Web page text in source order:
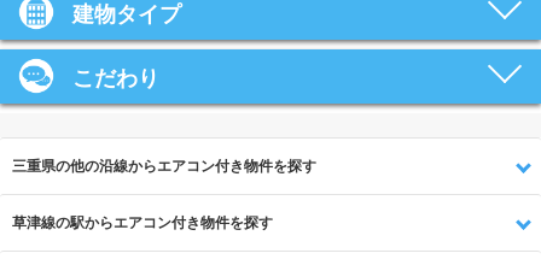
建物タイプ
こだわり
三重県の他の沿線からエアコン付き物件を探す
草津線の駅からエアコン付き物件を探す